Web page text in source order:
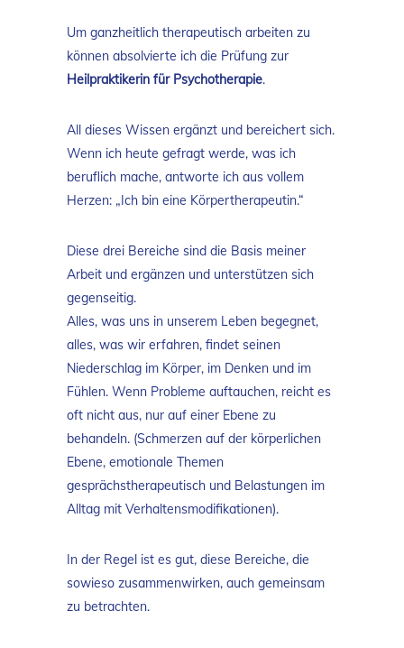
Um ganzheitlich therapeutisch arbeiten zu
können absolvierte ich die Prüfung zur
Heilpraktikerin für Psychotherapie.
All dieses Wissen ergänzt und bereichert sich.
Wenn ich heute gefragt werde, was ich
beruflich mache, antworte ich aus vollem
Herzen: „Ich bin eine Körpertherapeutin.“
Diese drei Bereiche sind die Basis meiner
Arbeit und ergänzen und unterstützen sich
gegenseitig.
Alles, was uns in unserem Leben begegnet,
alles, was wir erfahren, findet seinen
Niederschlag im Körper, im Denken und im
Fühlen. Wenn Probleme auftauchen, reicht es
oft nicht aus, nur auf einer Ebene zu
behandeln. (Schmerzen auf der körperlichen
Ebene, emotionale Themen
gesprächstherapeutisch und Belastungen im
Alltag mit Verhaltensmodifikationen).
In der Regel ist es gut, diese Bereiche, die
sowieso zusammenwirken, auch gemeinsam
zu betrachten.